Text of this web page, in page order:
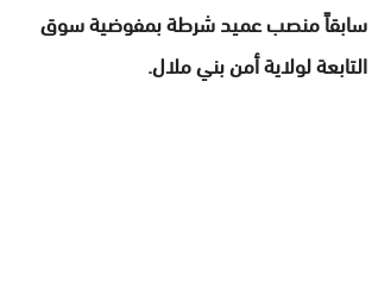
سابقاً منصب عميد شرطة بمفوضية سوق
لولاية أمن بني ملال.